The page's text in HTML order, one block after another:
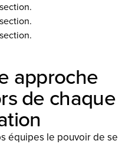
approche
de chaque
équipes le pouvoir de se